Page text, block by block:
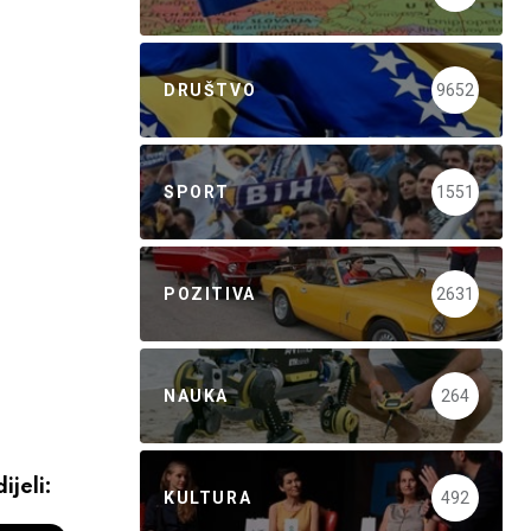
DRUŠTVO 9652
SPORT 1551
POZITIVA 2631
NAUKA 264
KULTURA 492